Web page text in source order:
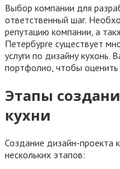
Выбор компании для
ответственный шаг.
репутацию компании, а
Петербурге существует
услуги по дизайну кухонь.
портфолио, чтобы оценить
Этапы
кухни
Создание дизайн-проекта
нескольких этапов: